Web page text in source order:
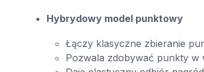
Hybrydowy model punktowy
Łączy klasyczne zbieranie
Pozwala zdobywać punkty w